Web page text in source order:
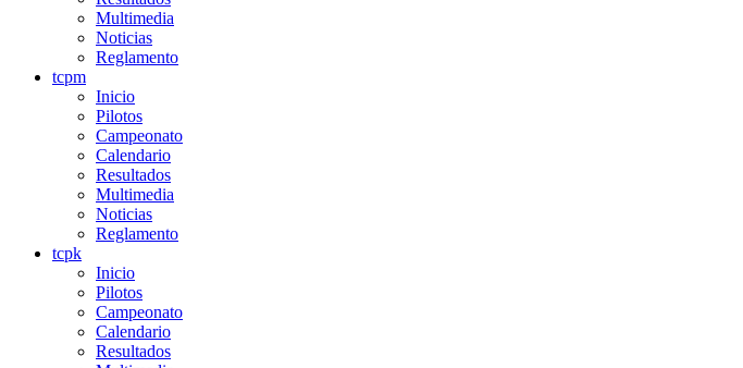
Multimedia
Noticias
Reglamento
tcpm
Inicio
Pilotos
Campeonato
Calendario
Resultados
Multimedia
Noticias
Reglamento
tcpk
Inicio
Pilotos
Campeonato
Calendario
Resultados